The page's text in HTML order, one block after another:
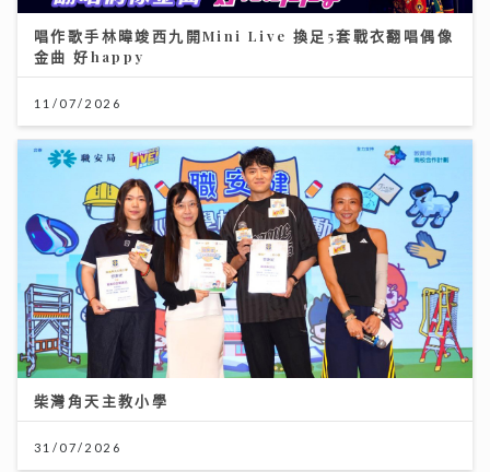
唱作歌手林暐竣西九開Mini Live 換足5套戰衣翻唱偶像
金曲 好happy
11/07/2026
柴灣角天主教小學
31/07/2026